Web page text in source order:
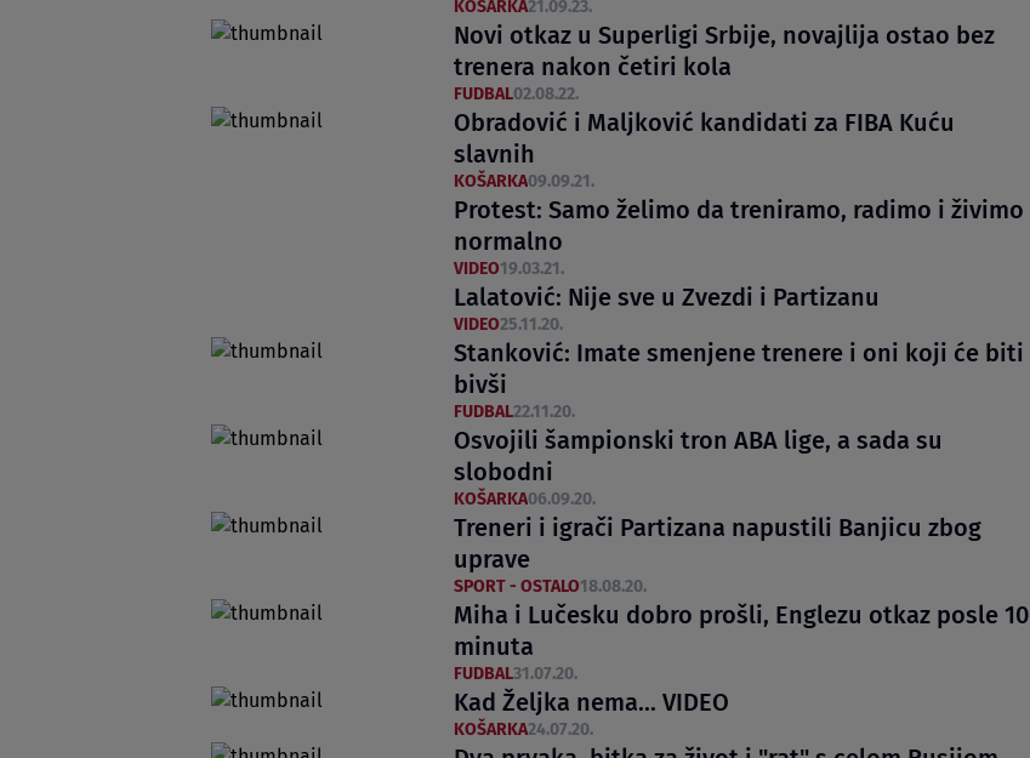
KOŠARKA21.09.23.
Novi otkaz u Superligi Srbije, novajlija ostao bez
trenera nakon četiri kola
FUDBAL02.08.22.
Obradović i Maljković kandidati za FIBA Kuću
slavnih
KOŠARKA09.09.21.
Protest: Samo želimo da treniramo, radimo i živimo
normalno
VIDEO19.03.21.
Lalatović: Nije sve u Zvezdi i Partizanu
VIDEO25.11.20.
Stanković: Imate smenjene trenere i oni koji će biti
bivši
FUDBAL22.11.20.
Osvojili šampionski tron ABA lige, a sada su
slobodni
KOŠARKA06.09.20.
Treneri i igrači Partizana napustili Banjicu zbog
uprave
SPORT - OSTALO18.08.20.
Miha i Lučesku dobro prošli, Englezu otkaz posle 10
minuta
FUDBAL31.07.20.
Kad Željka nema... VIDEO
KOŠARKA24.07.20.